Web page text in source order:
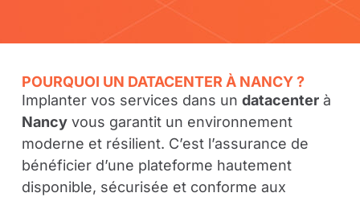
POURQUOI UN DATACENTER À NANCY ?
Implanter vos services dans un datacenterà
Nancyvous garantit un environnement
moderne et résilient. C’est l’assurance de
bénéficier d’une plateforme hautement
disponible, sécurisée et conforme aux